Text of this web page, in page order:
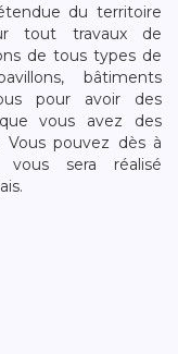
du territoire
tout travaux de
de tous types de
bâtiments
pour avoir des
vous avez des
Vous pouvez dès à
sera réalisé